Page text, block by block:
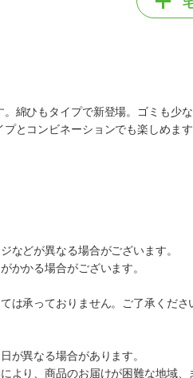
綿ひもタイプで新登場。ゴミも少
とコンビネーションでも楽しめま
などが異なる場合がございます。
かかる場合がございます。
は承っておりません。ご了承くださ
が異なる場合があります。
り、商品のお届けが困難な地域